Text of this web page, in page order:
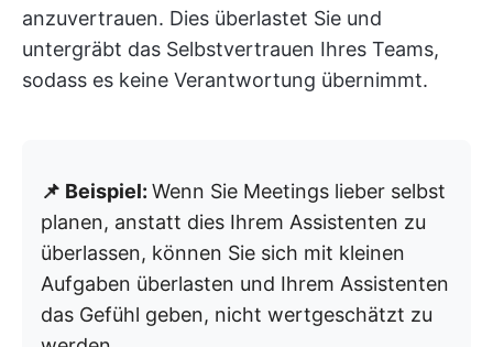
anzuvertrauen. Dies überlastet Sie und
untergräbt das Selbstvertrauen Ihres Teams,
sodass es keine Verantwortung übernimmt.
📌 Beispiel: Wenn Sie Meetings lieber selbst
planen, anstatt dies Ihrem Assistenten zu
überlassen, können Sie sich mit kleinen
Aufgaben überlasten und Ihrem Assistenten
das Gefühl geben, nicht wertgeschätzt zu